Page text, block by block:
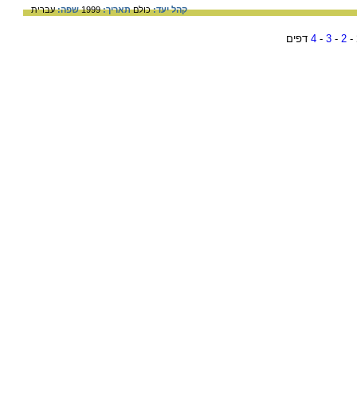
קהל יעד:כולםתאריך:1999 שפה:עברית
-
2
-
3
-
4 דפים